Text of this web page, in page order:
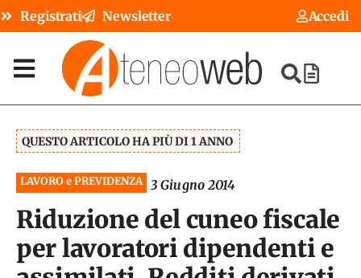
Registrati Newsletter Accedi
QUESTO ARTICOLO HA PIÙ DI 1 ANNO
LAVORO e PREVIDENZA 3 Giugno 2014
Riduzione del cuneo fiscale
per lavoratori dipendenti e